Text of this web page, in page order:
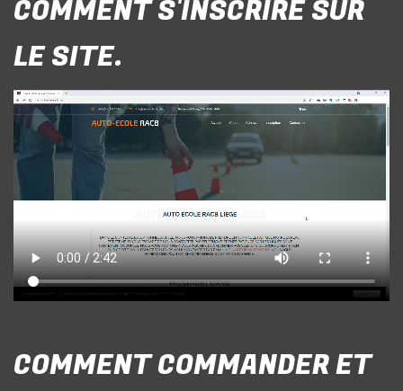
COMMENT S'INSCRIRE SUR
LE SITE.
COMMENT COMMANDER ET